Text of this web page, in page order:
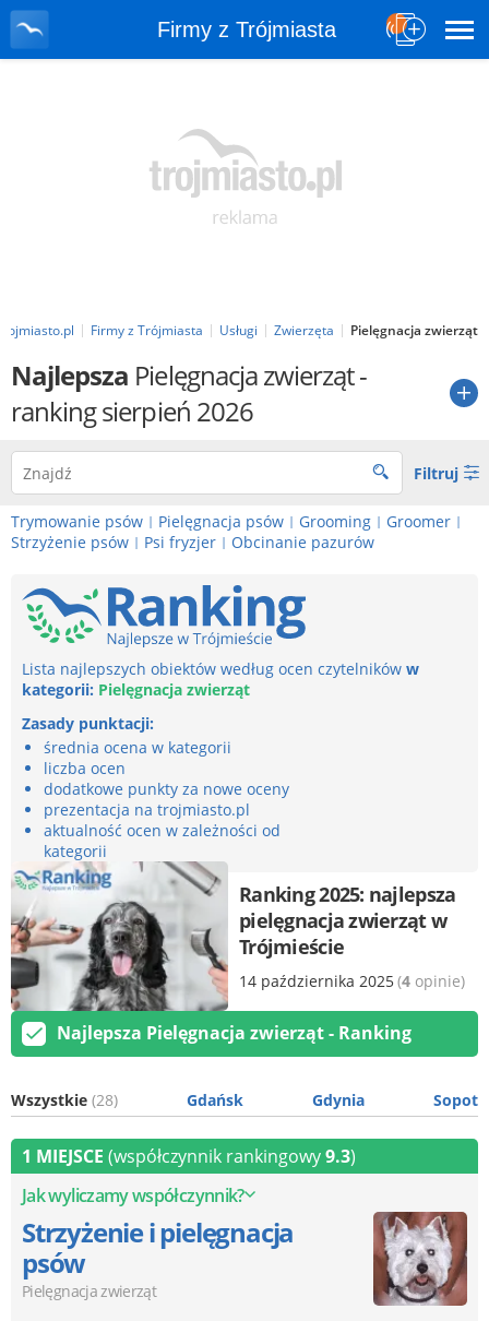
Firmy z Trójmiasta
Firmy z Trójmiasta Usługi Zwierzęta Pielęgnacja zwierząt
Najlepsza Pielęgnacja zwierząt-
ranking sierpień 2026
Filtruj
Trymowanie psów | Pielęgnacja psów | Grooming | Groomer |
Strzyżenie psów | Psi fryzjer | Obcinanie pazurów
Lista najlepszych obiektów według ocen czytelników w
kategorii: Pielęgnacja zwierząt
Zasady punktacji:
średnia ocena w kategorii
liczba ocen
dodatkowe punkty za nowe oceny
prezentacja na trojmiasto.pl
aktualność ocen w zależności od
kategorii
Ranking 2025: najlepsza
pielęgnacja zwierząt w
Trójmieście
14 października 2025(4 opinie)
Najlepsza Pielęgnacja zwierząt - Ranking
Wszystkie (28) Gdańsk Gdynia Sopot
1 MIEJSCE (współczynnik rankingowy9.3)
Jak wyliczamy współczynnik?
Strzyżenie i pielęgnacja
psów
Pielęgnacja zwierząt